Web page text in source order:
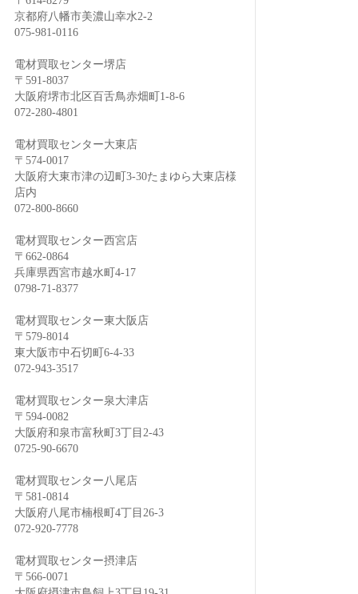
京都府八幡市美濃山幸水2-2
075-981-0116
電材買取センター堺店
〒591-8037
大阪府堺市北区百舌鳥赤畑町1-8-6
072-280-4801
電材買取センター大東店
〒574-0017
大阪府大東市津の辺町3-30たまゆら大東店様
店内
072-800-8660
電材買取センター西宮店
〒662-0864
兵庫県西宮市越水町4-17
0798-71-8377
電材買取センター東大阪店
〒579-8014
東大阪市中石切町6-4-33
072-943-3517
電材買取センター泉大津店
〒594-0082
大阪府和泉市富秋町3丁目2-43
0725-90-6670
電材買取センター八尾店
〒581-0814
大阪府八尾市楠根町4丁目26-3
072-920-7778
電材買取センター摂津店
〒566-0071